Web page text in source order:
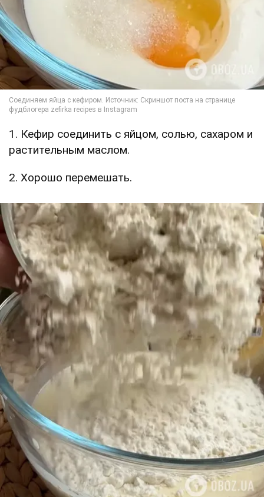
1. Кефир соединить с яйцом, солью, сахаром и
растительным маслом.
2. Хорошо перемешать.